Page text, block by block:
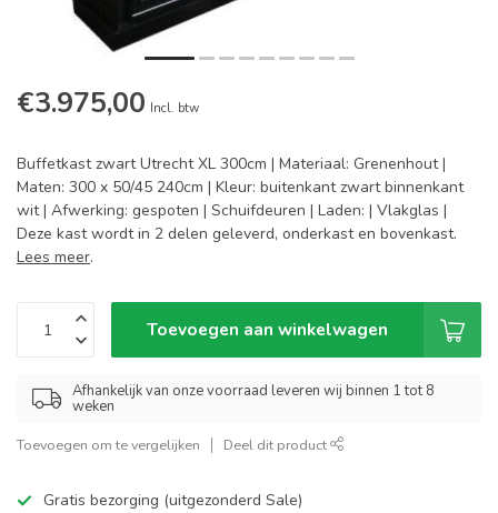
€3.975,00 Incl. btw
Buffetkast zwart Utrecht XL 300cm | Materiaal: Grenenhout |
Maten: 300 x 50/45 240cm | Kleur: buitenkant zwart binnenkant
wit | Afwerking: gespoten | Schuifdeuren | Laden: | Vlakglas |
Deze kast wordt in 2 delen geleverd, onderkast en bovenkast.
Lees meer.
Toevoegen aan winkelwagen
Afhankelijk van onze voorraad leveren wij binnen 1 tot 8
weken
Toevoegen om te vergelijken Deel dit product
Gratis bezorging (uitgezonderd Sale)